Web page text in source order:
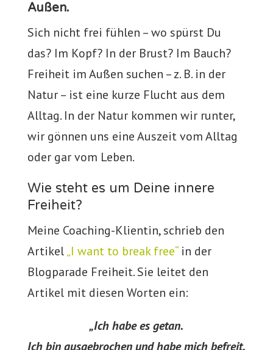
Außen.
Sich nicht frei fühlen – wo spürst Du
das? Im Kopf? In der Brust? Im Bauch?
Freiheit im Außen suchen – z. B. in der
Natur – ist eine kurze Flucht aus dem
Alltag. In der Natur kommen wir runter,
wir gönnen uns eine Auszeit vom Alltag
oder gar vom Leben.
Wie steht es um Deine innere
Freiheit?
Meine Coaching-Klientin, schrieb den
Artikel„I want to break free“in der
Blogparade Freiheit. Sie leitet den
Artikel mit diesen Worten ein:
„Ich habe es getan.
Ich bin ausgebrochen und habe mich befreit.